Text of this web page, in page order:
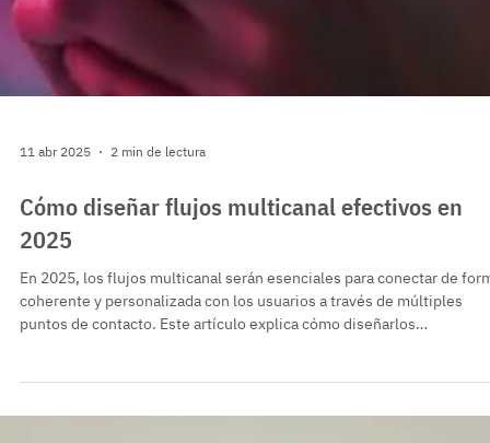
11 abr 2025 2 min de lectura
Cómo diseñar flujos multicanal efectivos en
2025
En 2025, los flujos multicanal serán esenciales para conectar de
microsegmentación con IA y chatbots. Además, destaca la